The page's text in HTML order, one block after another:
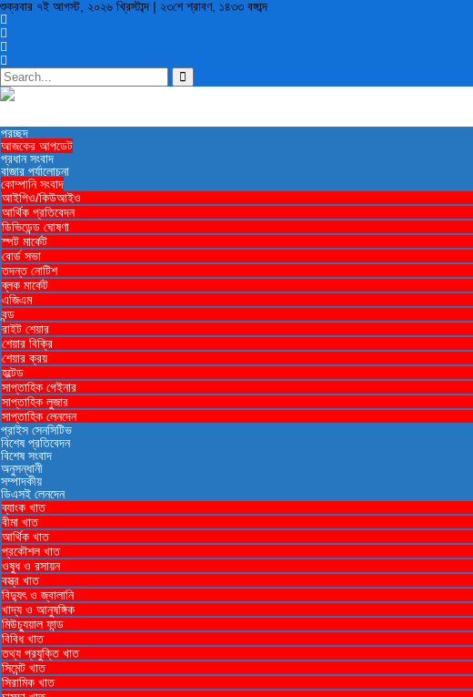
শুক্রবার ৭ই আগস্ট, ২০২৬ খ্রিস্টাব্দ | ২৩শে শ্রাবণ, ১৪৩৩ বঙ্গাব্দ
প্রচ্ছদ
আজকের আপডেট
প্রধান সংবাদ
বাজার পর্যালোচনা
কোম্পানি সংবাদ
আইপিও/কিউআইও
আর্থিক প্রতিবেদন
ডিভিডেন্ড ঘোষণা
স্পট মার্কেট
বোর্ড সভা
তদন্ত নোটিশ
ব্লক মার্কেট
এজিএম
বন্ড
রাইট শেয়ার
শেয়ার বিক্রি
শেয়ার ক্রয়
হল্টেড
সাপ্তাহিক গেইনার
সাপ্তাহিক লুজার
সাপ্তাহিক লেনদেন
প্রাইস সেনসিটিভ
বিশেষ প্রতিবেদন
বিশেষ সংবাদ
অনুসন্ধানী
সম্পাদকীয়
ডিএসই লেনদেন
ব্যাংক খাত
বীমা খাত
আর্থিক খাত
প্রকৌশল খাত
ওষুধ ও রসায়ন
বস্ত্র খাত
বিদ্যুৎ ও জ্বালানি
খাদ্য ও আনুষঙ্গিক
মিউচ্যুয়াল ফান্ড
বিবিধ খাত
তথ্য প্রযুক্তি খাত
সিমেন্ট খাত
সিরামিক খাত